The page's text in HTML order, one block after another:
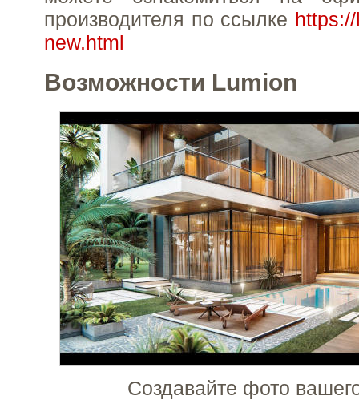
производителя по ссылке
new.html
Возможности Lumion
Создавайте фото